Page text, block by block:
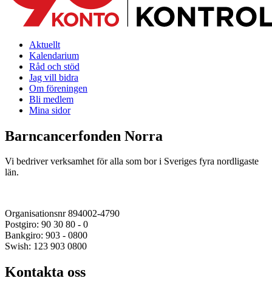
Aktuellt
Kalendarium
Råd och stöd
Jag vill bidra
Om föreningen
Bli medlem
Mina sidor
Barncancerfonden Norra
Vi bedriver verksamhet för alla som bor i Sveriges fyra nordligaste
län.
Organisationsnr 894002-4790
Postgiro: 90 30 80 - 0
Bankgiro: 903 - 0800
Swish: 123 903 0800
Kontakta oss